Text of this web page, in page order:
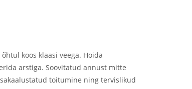
koos klaasi veega. Hoida
arstiga. Soovitatud annust mitte
toitumine ning tervislikud